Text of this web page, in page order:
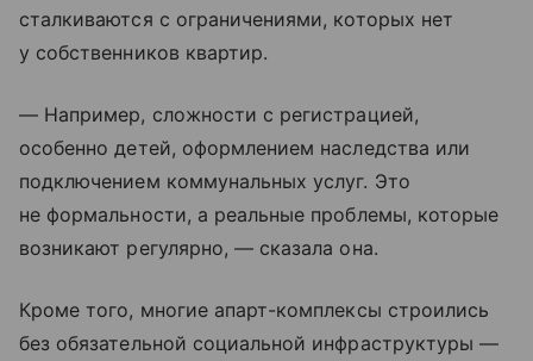
сталкиваются с ограничениями, которых нет
у собственников квартир.
— Например, сложности с регистрацией,
особенно детей, оформлением наследства или
подключением коммунальных услуг. Это
не формальности, а реальные проблемы, которые
возникают регулярно, — сказала она.
Кроме того, многие апарт-комплексы строились
без обязательной социальной инфраструктуры —